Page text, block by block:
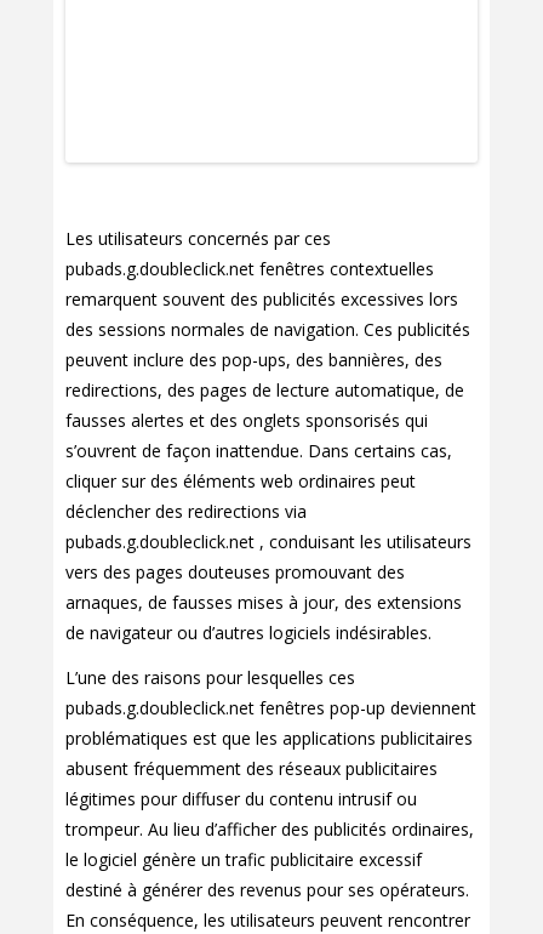
Les utilisateurs concernés par ces
pubads.g.doubleclick.net fenêtres contextuelles
remarquent souvent des publicités excessives lors
des sessions normales de navigation. Ces publicités
peuvent inclure des pop-ups, des bannières, des
redirections, des pages de lecture automatique, de
fausses alertes et des onglets sponsorisés qui
s’ouvrent de façon inattendue. Dans certains cas,
cliquer sur des éléments web ordinaires peut
déclencher des redirections via
pubads.g.doubleclick.net , conduisant les utilisateurs
vers des pages douteuses promouvant des
arnaques, de fausses mises à jour, des extensions
de navigateur ou d’autres logiciels indésirables.
L’une des raisons pour lesquelles ces
pubads.g.doubleclick.net fenêtres pop-up deviennent
problématiques est que les applications publicitaires
abusent fréquemment des réseaux publicitaires
légitimes pour diffuser du contenu intrusif ou
trompeur. Au lieu d’afficher des publicités ordinaires,
le logiciel génère un trafic publicitaire excessif
destiné à générer des revenus pour ses opérateurs.
En conséquence, les utilisateurs peuvent rencontrer